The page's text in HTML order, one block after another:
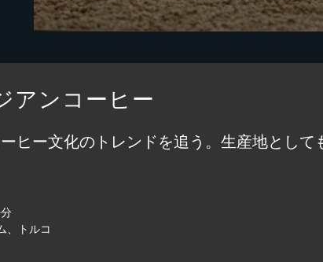
アンコーヒー
ヒー文化のトレンドを追う。生産地とし
、トルコ